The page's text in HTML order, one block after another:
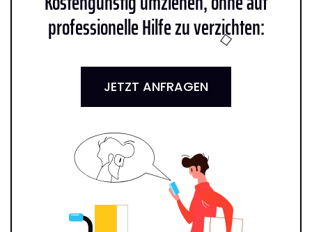
professionelle Hilfe zu verzichten:
JETZT ANFRAGEN